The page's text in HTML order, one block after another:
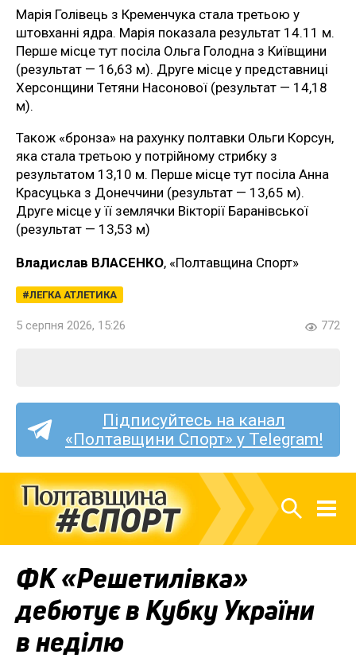
Марія Голівець з Кременчука стала третьою у
штовханні ядра. Марія показала результат 14.11 м.
Перше місце тут посіла Ольга Голодна з Київщини
(результат — 16,63 м). Друге місце у представниці
Херсонщини Тетяни Насонової (результат — 14,18
м).
Також «бронза» на рахунку полтавки Ольги Корсун,
яка стала третьою у потрійному стрибку з
результатом 13,10 м. Перше місце тут посіла Анна
Красуцька з Донеччини (результат — 13,65 м).
Друге місце у її землячки Вікторії Баранівської
(результат — 13,53 м)
Владислав ВЛАСЕНКО, «Полтавщина Спорт»
ЛЕГКА АТЛЕТИКА
5 серпня 2026, 15:26 772
Підписуйтесь на канал
«Полтавщини Спорт» у Telegram!
ФК «Решетилівка»
дебютує в Кубку України
в неділю